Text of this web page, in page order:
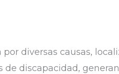
diversas causas,
discapacidad,